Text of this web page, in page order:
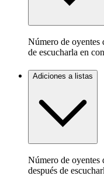
Número de oyentes
de escucharla en
Adiciones a listas
Número de oyentes
después de